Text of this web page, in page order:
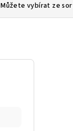
Můžete vybírat ze